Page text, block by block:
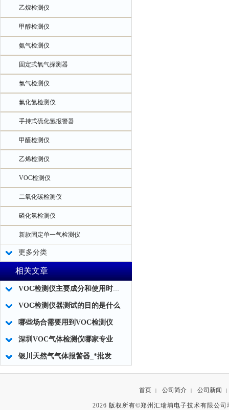
乙烷检测仪
甲醇检测仪
氨气检测仪
固定式氧气探测器
氯气检测仪
氟化氢检测仪
手持式硫化氢报警器
甲醛检测仪
乙烯检测仪
VOC检测仪
二氧化碳检测仪
磷化氢检测仪
新款固定单一气检测仪
更多分类
相关文章
VOC检测仪主要成分和使用时应注意事项
VOC检测仪器测试的目的是什么
哪些场合需要用到VOC检测仪
深圳VOC气体检测仪哪家专业
银川天然气气体报警器_*批发
首页 | 公司简介 | 公司新闻 |
2026 版权所有©郑州汇瑞埔电子技术有限公